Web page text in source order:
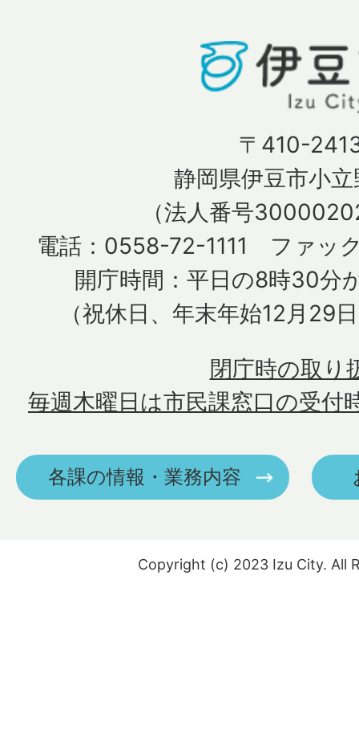
〒410-
静岡県伊豆市小
（法人番号
電話：0558-72-1111 ファッ
開庁時間：平日の8時30分
（祝休日、年末年始12月29
毎週木曜日は市民課窓口の受付
閉庁時の取り
各課の情報・業務内容
Copyright (c) 2023 Izu City. All